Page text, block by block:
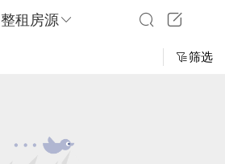
整租房源
筛选